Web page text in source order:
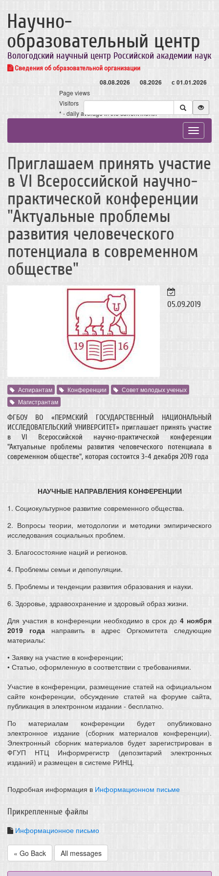
Научно-
образовательный центр
Вологодский научный центр Российской академии наук
Сведения об образовательной организации
08.08.2026 08.2026 с 01.01.2026
Page views
Visitors
* - daily average in the current month
Toggle
Приглашаем принять участие
в VI Всероссийской научно-
практической конференции
"Актуальные проблемы
развития человеческого
потенциала в современном
обществе"
05.09.2019
Аспирантам Конференции
Совет молодых ученых
Магистрантам
ФГБОУ ВО «ПЕРМСКИЙ ГОСУДАРСТВЕННЫЙ НАЦИОНАЛЬНЫЙ
ИССЛЕДОВАТЕЛЬСКИЙ УНИВЕРСИТЕТ» приглашает принять участие
в VI Всероссийской научно-практической конференции
"Актуальные проблемы развития человеческого потенциала в
современном обществе", которая состоится 3-4 декабря 2019 года
НАУЧНЫЕ НАПРАВЛЕНИЯ КОНФЕРЕНЦИИ
1. Социокультурное развитие современного общества.
2. Вопросы теории, методологии и методики эмпирического
исследования социальных проблем.
3. Благосостояние наций и регионов.
4. Проблемы семьи и депопуляции.
5. Проблемы и тенденции развития образования и науки.
6. Здоровье, здравоохранение и здоровый образ жизни.
Для участия в конференции необходимо в срок до4 ноября
2019 года
направить в адрес Оргкомитета следующие
материалы:
• Заявку на участие в конференции;
• Статью, оформленную в соответствии с требованиями.
Участие в конференции, размещение статей на официальном
сайте конференции, обсуждение статей на форуме сайта,
публикация в электронном издании - бесплатно.
По материалам конференции будет опубликовано
электронное издание (сборник материалов конференции).
Электронный сборник материалов будет зарегистрирован в
ФГУП НТЦ Информрегистр (депозитарий электронных
изданий) и размещен в системе РИНЦ.
Подробная информация в Информационном письме
Прикрепленные файлы
Информационное письмо
« Go Back All messages